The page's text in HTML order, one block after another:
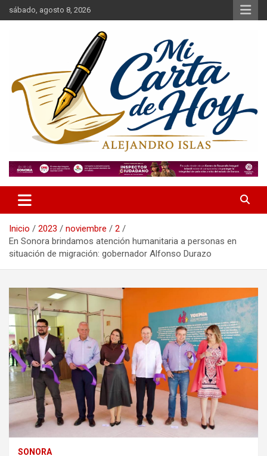
Saltar
al
sábado, agosto 8, 2026
Mi Carta de Hoy
Inicio 2023 noviembre
2
En Sonora brindamos atención humanitaria a personas en
situación de migración: gobernador Alfonso Durazo
SONORA